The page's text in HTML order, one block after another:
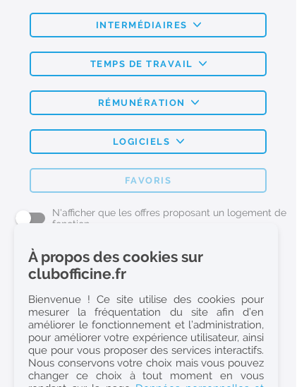
INTERMÉDIAIRES
TEMPS DE TRAVAIL
RÉMUNÉRATION
LOGICIELS
FAVORIS
N'afficher que les offres proposant un logement de
fonction
L'emploi Pharmacie par métier
Pharmacien (H/F)
Préparateur en Pharmacie (H/F)
Etudiant en Pharmacie (H/F)
Etudiant en Pharmacie 6e année validée (H/F)
Conseiller Dermo Cosmetique - Esthéticienne (H/F)
À propos des cookies sur
clubofficine.fr
Bienvenue ! Ce site utilise des cookies pour
mesurer la fréquentation du site afin d’en
améliorer le fonctionnement et l’administration,
pour améliorer votre expérience utilisateur, ainsi
que pour vous proposer des services interactifs.
Nous conservons votre choix mais vous pouvez
changer ce choix à tout moment en vous